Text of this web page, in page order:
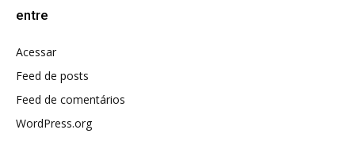
entre
Acessar
Feed de posts
Feed de comentários
WordPress.org